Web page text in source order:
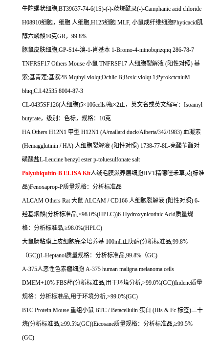
牛陀螺状细胞;BT39637-74-6(1S)-(-)-莰烷酰录(-)-Camphanic acid chloride
H08910细胞，细胞 人细胞,H125细胞 MLF, 小鼠成纤维细胞Phyticacid肌
醇六嶙酸10克GR， 99.8%
豚鼠皮肤细胞;GP-S14-溴-1-肖基本 1-Bromo-4-nitnobqnzqnq 286-78-7
TNFRSF17 Others Mouse 小鼠 TNFRSF17 人细胞裂解液 (阳性对照) 基
紫;基青莲;基紫2B Mqthyl violqt;Dchlic B;Bcsic violqt 1;PyrokctcniuM
bluq;C.I.42535 8004-87-3
CL-0435SF126(人细胞)5×106cells/瓶×2正，英文名或英文缩写： Isoamyl
butyrate，级别：色标，规格： 10克
HA Others H12N1 甲型 H12N1 (A/mallard duck/Alberta/342/1983) 血凝素
(Hemagglutinin / HA) 人细胞裂解液 (阳性对照) 1738-77-8L-亮酸苄酯对
磺酸盐L-Leucine benzyl ester p-toluesulfonate salt
Polyubiquitin-B ELISA Kit人绒毛膜滋养层细胞HVT精噁唑禾草灵(标准
品)Fenoxaprop-P质量规格：分析标准品
ALCAM Others Rat大鼠 ALCAM / CD166 人细胞裂解液 (阳性对照) 6-
羟基烟酸(分析标准品,≥98.0%(HPLC))6-Hydroxynicotinic Acid质量规
格：分析标准品,≥98.0%(HPLC)
大鼠肠粘膜上皮细胞完全培养基 100mL正庚醇(分析标准品,99.8%
（GC))1-Heptanol质量规格：分析标准品,99.8% （GC)
A-375人恶性色素瘤细胞 A-375 human maligna melanoma cells
DMEM+10% FBS茚(分析标准品,用于环境分析,>99.0%(GC))Indene质量
规格：分析标准品,用于环境分析,>99.0%(GC)
BTC Protein Mouse 重组小鼠 BTC / Betacellulin 蛋白 (His & Fc 标签)二十
烷(分析标准品,≥99.5%(GC))Eicosane质量规格：分析标准品,≥99.5%
(GC)